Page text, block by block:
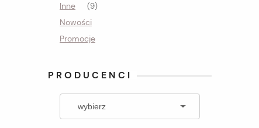
Inne (9)
Nowości
Promocje
PRODUCENCI